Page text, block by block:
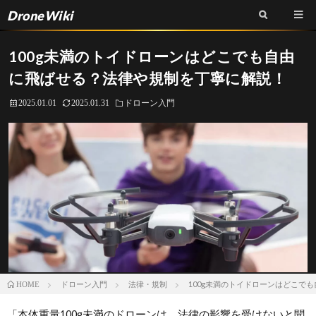
DroneWiki
100g未満のトイドローンはどこでも自由
に飛ばせる？法律や規制を丁寧に解説！
2025.01.01 2025.01.31 ドローン入門
HOME ドローン入門 法律・規制 100g未満のトイドローンはどこで